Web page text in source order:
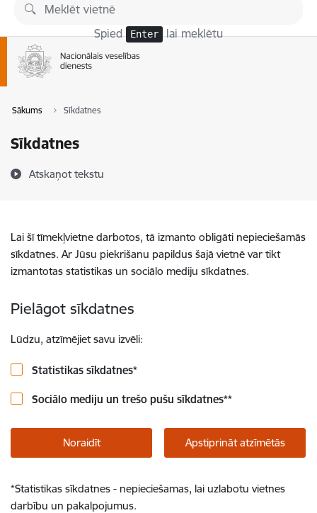
Pāriet uz lapas saturu
Spied Enter lai meklētu
Sākums Sīkdatnes
Sīkdatnes
Atskaņot tekstu
Lai šī tīmekļvietne darbotos, tā izmanto obligāti nepieciešamās
sīkdatnes. Ar Jūsu piekrišanu papildus šajā vietnē var tikt
izmantotas statistikas un sociālo mediju sīkdatnes.
Pielāgot sīkdatnes
Lūdzu, atzīmējiet savu izvēli:
Statistikas sīkdatnes*
Sociālo mediju un trešo pušu sīkdatnes**
Noraidīt Apstiprināt atzīmētās
*Statistikas sīkdatnes - nepieciešamas, lai uzlabotu vietnes
darbību un pakalpojumus.